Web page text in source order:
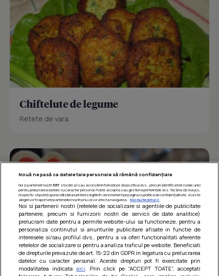
Chiftelute de legume
Retete de vara.
Nouă ne pasă ca datele tale personale să rămână confidențiale
Noi și partenerii noștri 1017 stocăm și/sau accesăm informații pe dispozitivul dvs., precum identificatorii cookie unici
pentru prelucrarea datelor cu caracter personal. Puteți accepta sau gestiona preferințele dvs. făcând clic mai jos,
respectiv vă puteți opune utilizării unui interes legitim în orice moment pe pagina cu politica de confidențialitate. Aceste
alegeri vor fi raportate partenerilor noștri și nu vă vor afecta navigarea.
Mai multe detalii
Noi si partenerii nostri (retelele de socializare si agentiile de publicitate
partenere, precum si furnizorii nostri de servicii de date analitice)
prelucram date pentru a permite website-ului sa functioneze, pentru a
personaliza continutul si anunturile publicitare afisate in functie de
interesele si/sau profilul dvs., pentru a va oferi functionalitati aferente
retelelor de socializare si pentru a analiza traficul pe website. Beneficiati
de drepturile prevazute de art. 15-22 din GDPR in legatura cu prelucrarea
datelor cu caracter personal. Aceste drepturi pot fi exercitate prin
modalitatea indicataaici . Prin click pe “ACCEPT TOATE”, acceptati